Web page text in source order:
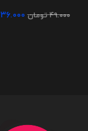
۴۹.۰۰۰تومان ۳۶.۰۰۰